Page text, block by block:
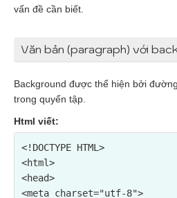
vấn đề cần biết.
Văn bản (paragraph) với
Background được thể hiện bởi
trong quyển tập.
Html viết:
<!DOCTYPE HTML>
<html>
<head>
<meta charset="utf-8">